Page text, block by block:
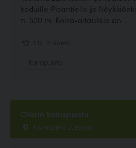
kaduille Pisantielle ja
n. 500 m. Koira-aitauksia on...
Olarin koirapuisto
Ylismäentie 2, Espoo